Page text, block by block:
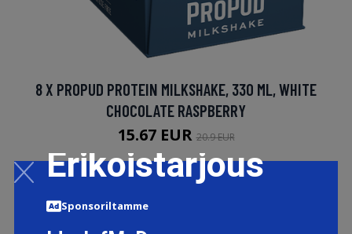
8 X PROPUD PROTEIN MILKSHAKE, 330 ML, WHITE
CHOCOLATE RASPBERRY
15.67 EUR20.9 EUR
LISÄTIETOJA
Erikoistarjous
Sponsoriltamme